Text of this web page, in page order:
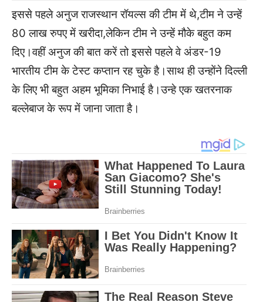
इससे पहले अनुज राजस्थान रॉयल्स की टीम में थे,टीम ने उन्हें
80 लाख रुपए में खरीदा,लेकिन टीम ने उन्हें मौके बहुत कम
दिए।वहीं अनुज की बात करें तो इससे पहले वे अंडर-19
भारतीय टीम के टेस्ट कप्तान रह चुके है।साथ ही उन्होंने दिल्ली
के लिए भी बहुत अहम भूमिका निभाई है।उन्हे एक खतरनाक
बल्लेबाज के रूप में जाना जाता है।